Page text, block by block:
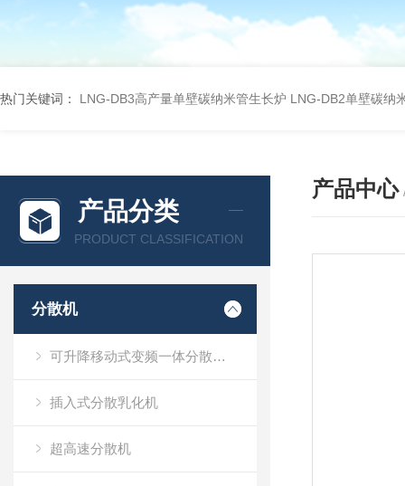
热门关键词： LNG-DB3高产量单壁碳纳米管生长炉 LNG-DB2单壁碳纳
产品分类
PRODUCT CLASSIFICATION
分散机
可升降移动式变频一体分散乳化机
插入式分散乳化机
超高速分散机
产品中心